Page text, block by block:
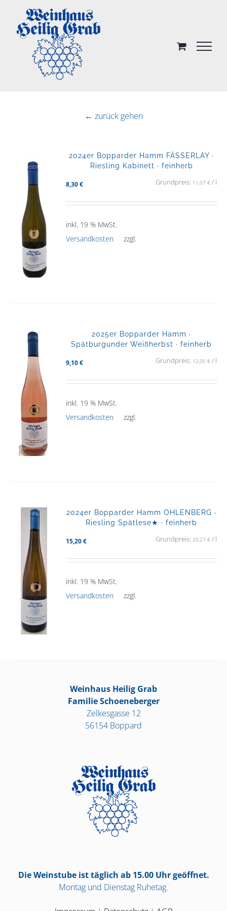
content
← zurück gehen
2024er Bopparder Hamm FÄSSERLAY ·
Riesling Kabinett · feinherb
8,30€ Grundpreis: 11,07 €/ l
inkl. 19 % MwSt.
zzgl.
Versandkosten
2025er Bopparder Hamm ·
Spätburgunder Weißherbst · feinherb
9,10€ Grundpreis: 12,00 €/ l
inkl. 19 % MwSt.
zzgl.
Versandkosten
2024er Bopparder Hamm OHLENBERG ·
Riesling Spätlese★ · feinherb
15,20€ Grundpreis: 20,27 €/ l
inkl. 19 % MwSt.
zzgl.
Versandkosten
Weinhaus Heilig Grab
Familie Schoeneberger
Zelkesgasse 12
56154 Boppard
Die Weinstube ist täglich ab 15.00 Uhr geöffnet.
Montag und Dienstag Ruhetag.